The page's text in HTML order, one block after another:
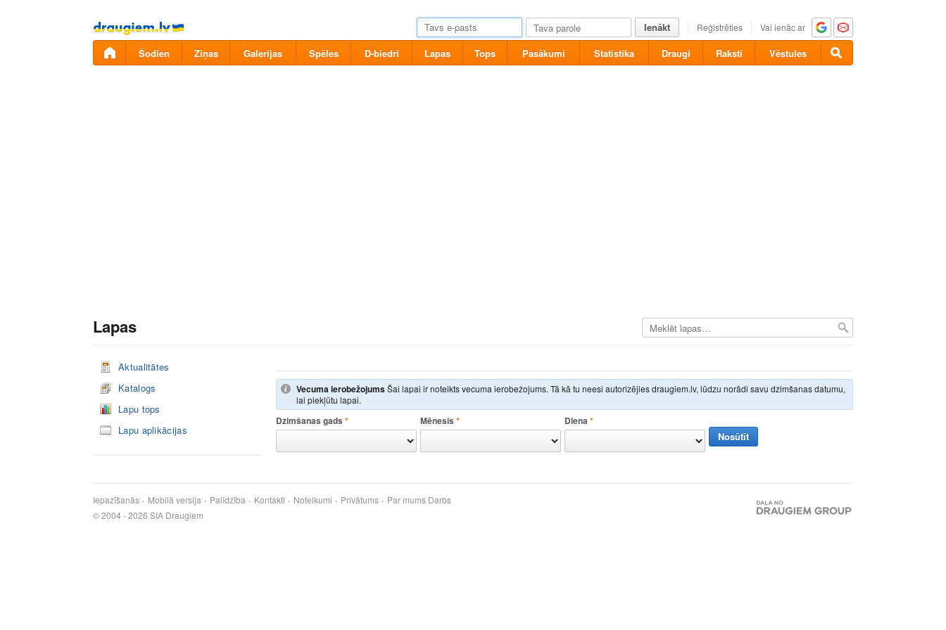
Pāriet
uz
saturu
Ienākt Reģistrēties Vai ienāc ar
Šodien Ziņas Galerijas Spēles D-biedri Lapas Tops Pasākumi Statistika Draugi Raksti Vēstules
Lapas
Aktualitātes
Katalogs
Lapu tops
Lapu aplikācijas
Vecuma ierobežojumsŠai lapai ir noteikts vecuma ierobežojums. Tā kā tu neesi autorizējies draugiem.lv, lūdzu norādi savu dzimšanas datumu,
lai piekļūtu lapai.
Dzimšanas gads * Mēnesis * Diena *
Nosūtīt
Iepazīšanās Mobilā versija Palīdzība Kontakti Noteikumi Privātums Par mums Darbs
© 2004 - 2026 SIA Draugiem